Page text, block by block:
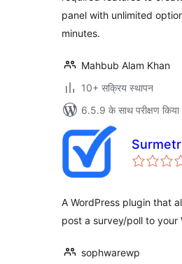
panel with unlimited
minutes.
Mahbub Alam Khan
10+ सक्रिय स्थापन
6.5.9 के साथ परीक्षण किया
A WordPress plugin that
post a survey/poll to your
sophwarewp